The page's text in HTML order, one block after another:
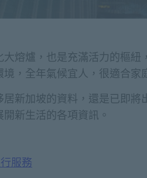
大熔爐，也是充滿活力的樞紐
，全年氣候宜人，很適合家
居新加坡的資料，還是已即將
新生活的各項資訊。
服務